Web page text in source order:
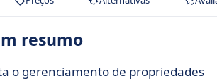
resumo
o gerenciamento de propriedades